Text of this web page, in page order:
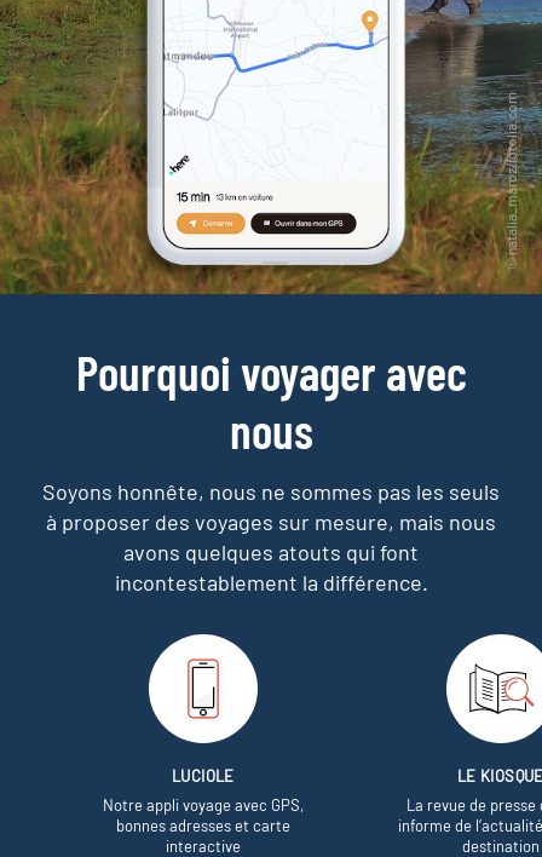
Pourquoi voyager avec
nous
Soyons honnête, nous ne sommes pas les seuls
à proposer des voyages sur mesure, mais nous
avons quelques atouts qui font
incontestablement la différence.
LUCIOLE
Notre appli voyage avec GPS,
bonnes adresses et carte
interactive
LE
La revue de presse
informe de
destination